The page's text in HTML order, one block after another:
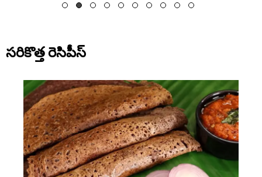
సరికొత్త రెసిపీస్